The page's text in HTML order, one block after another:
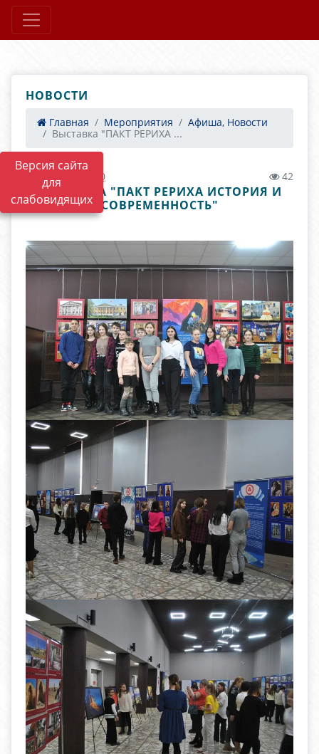
Версия сайта
для
слабовидящих
НОВОСТИ
Главная Мероприятия
Афиша, Новости
Выставка "ПАКТ РЕРИХА ...
09.02.2023 07:30 42
ВЫСТАВКА "ПАКТ РЕРИХА ИСТОРИЯ И
СОВРЕМЕННОСТЬ"